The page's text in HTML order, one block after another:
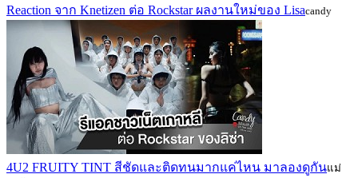
Reaction จาก Knetizen ต่อ Rockstar ผลงานใหม่ของ Lisacandy
4U2 FRUITY TINT สีชัดและติดทนมากแค่ไหน มาลองดูกันแม่